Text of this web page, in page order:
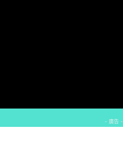
- 廣告 -